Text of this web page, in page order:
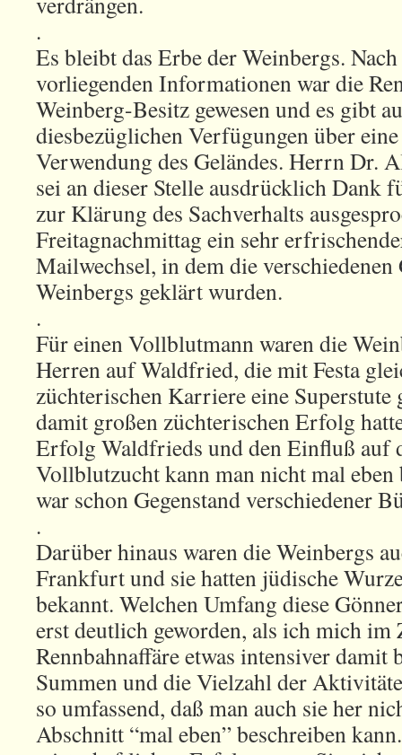
.
Es bleibt das Erbe der Weinbergs.
vorliegenden Informationen war die
Weinberg-Besitz gewesen und es gibt
diesbezüglichen Verfügungen über
Verwendung des Geländes. Herrn Dr.
sei an dieser Stelle ausdrücklich Dank
zur Klärung des Sachverhalts
Freitagnachmittag ein sehr
Mailwechsel, in dem die verschiedenen
Weinbergs geklärt wurden.
.
Für einen Vollblutmann waren die
Herren auf Waldfried, die mit Festa
züchterischen Karriere eine Superstute
damit großen züchterischen Erfolg
Erfolg Waldfrieds und den Einfluß auf
Vollblutzucht kann man nicht mal eben
war schon Gegenstand verschiedener
.
Darüber hinaus waren die Weinbergs
Frankfurt und sie hatten jüdische
bekannt. Welchen Umfang diese
erst deutlich geworden, als ich mich im
Rennbahnaffäre etwas intensiver
Summen und die Vielzahl der
so umfassend, daß man auch sie her
Abschnitt “mal eben” beschreiben